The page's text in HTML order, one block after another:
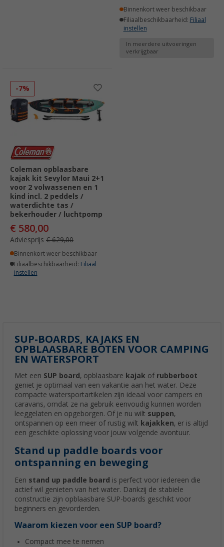
Binnenkort weer beschikbaar
Filiaalbeschikbaarheid: Filiaal
instellen
In meerdere uitvoeringen
verkrijgbaar
-7%
Coleman opblaasbare
kajak kit Sevylor Maui 2+1
voor 2 volwassenen en 1
kind incl. 2 peddels /
waterdichte tas /
bekerhouder / luchtpomp
€ 580,00
Adviesprijs € 629,00
Binnenkort weer beschikbaar
Filiaalbeschikbaarheid: Filiaal
instellen
SUP-BOARDS, KAJAKS EN
OPBLAASBARE BOTEN VOOR CAMPING
EN WATERSPORT
Met een SUP board, opblaasbare kajak of rubberboot
geniet je optimaal van een vakantie aan het water. Deze
compacte watersportartikelen zijn ideaal voor campers en
caravans, omdat ze na gebruik eenvoudig kunnen worden
leeggelaten en opgeborgen. Of je nu wilt suppen,
ontspannen op een meer of rustig wilt kajakken, er is altijd
een geschikte oplossing voor jouw volgende avontuur.
Stand up paddle boards voor
ontspanning en beweging
Een stand up paddle board is perfect voor iedereen die
actief wil genieten van het water. Dankzij de stabiele
constructie zijn opblaasbare SUP-boards geschikt voor
beginners en gevorderden.
Waarom kiezen voor een SUP board?
Compact mee te nemen